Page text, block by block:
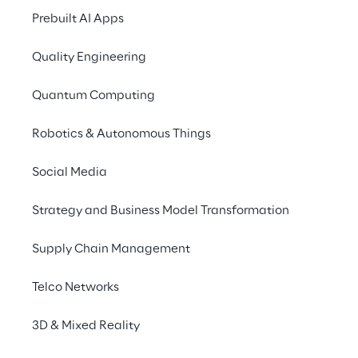
Prebuilt AI Apps
Quality Engineering
Quantum Computing
Robotics & Autonomous Things
Social Media
Strategy and Business Model Transformation
Supply Chain Management
Telco Networks
3D & Mixed Reality
approfondire le più recenti tendenze in
digitale.
Highlight